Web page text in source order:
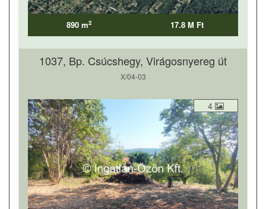
890 m2 17.8 M Ft
1037, Bp. Csúcshegy, Virágosnyereg út
X/04-03
4